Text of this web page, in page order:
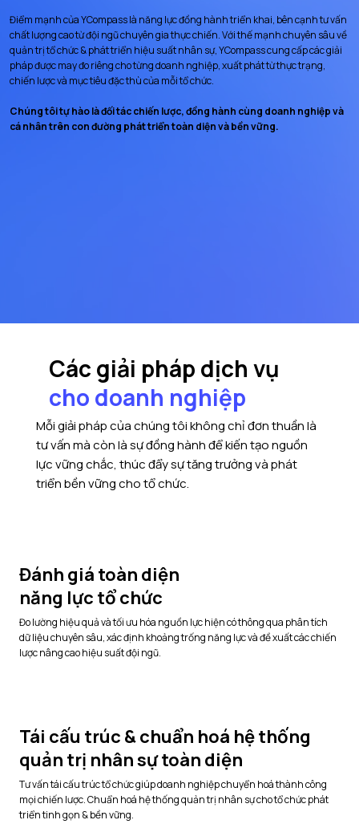
Điểm mạnh của YCompass là năng lực đồng hành triển khai, bên cạnh tư vấn
chất lượng cao từ đội ngũ chuyên gia thực chiến. Với thế mạnh chuyên sâu về
quản trị tổ chức & phát triển hiệu suất nhân sự, YCompass cung cấp các giải
pháp được may đo riêng cho từng doanh nghiệp, xuất phát từ thực trạng,
chiến lược và mục tiêu đặc thù của mỗi tổ chức.
Chúng tôi tự hào là đối tác chiến lược, đồng hành cùng doanh nghiệp và
cá nhân trên con đường phát triển toàn diện và bền vững.
Các giải pháp dịch vụ
cho doanh nghiệp
Mỗi giải pháp của chúng tôi không chỉ đơn thuần là
tư vấn mà còn là sự đồng hành để kiến tạo nguồn
lực vững chắc, thúc đẩy sự tăng trưởng và phát
triển bền vững cho tổ chức.
Đánh giá toàn diện
năng lực tổ chức
Đo lường hiệu quả và tối ưu hóa nguồn lực hiện có thông qua phân tích
dữ liệu chuyên sâu, xác định khoảng trống năng lực và đề xuất các chiến
lược nâng cao hiệu suất đội ngũ.
Tái cấu trúc & chuẩn hoá hệ thống
quản trị nhân sự toàn diện
Tư vấn tái cấu trúc tổ chức giúp doanh nghiệp chuyển hoá thành công
mọi chiến lược. Chuẩn hoá hệ thống quản trị nhân sự cho tổ chức phát
triển tinh gọn & bền vững.